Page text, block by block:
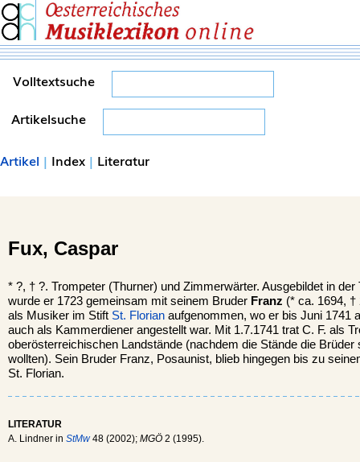
Volltextsuche
Artikelsuche
Artikel | Index | Literatur
Fux, Caspar
* ?, † ?. Trompeter (Thurner) und Zimmerwärter. Ausgebildet in
wurde er 1723 gemeinsam mit seinem Bruder Franz (* ca. 1694, †
als Musiker im Stift St. Florian aufgenommen, wo er bis Juni 1741
auch als Kammerdiener angestellt war. Mit 1.7.1741 trat C. F. als
oberösterreichischen Landstände (nachdem die Stände die Brüder
wollten). Sein Bruder Franz, Posaunist, blieb hingegen bis zu
St. Florian.
LITERATUR
A. Lindner in StMw48 (2002); MGÖ 2 (1995).